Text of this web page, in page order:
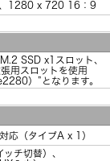
1280 x 720 16：9
SSD x1スロット、
用スロットを使用
）”となります。
応（タイプA x 1）
チ切替）、